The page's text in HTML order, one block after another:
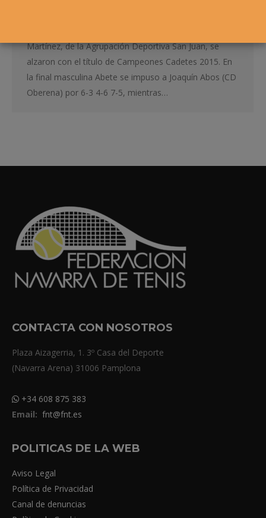
Martínez, de la Agrupación Deportiva San Juan, se
alzaron con el título de Campeones Cadetes 2015. En
la final masculina Abete se impuso a Joaquín Abos (CD
Oberena) por 6-3 4-6 7-5, mientras…
CONTACTA CON NOSOTROS
Plaza Aizagerria, 1. 3º Casa del Deporte
(Navarra Arena) 31006 Pamplona
+34 608 875 383
Email: fnt@fnt.es
POLITICAS DE LA WEB
Aviso Legal
Política de Privacidad
Canal de denuncias